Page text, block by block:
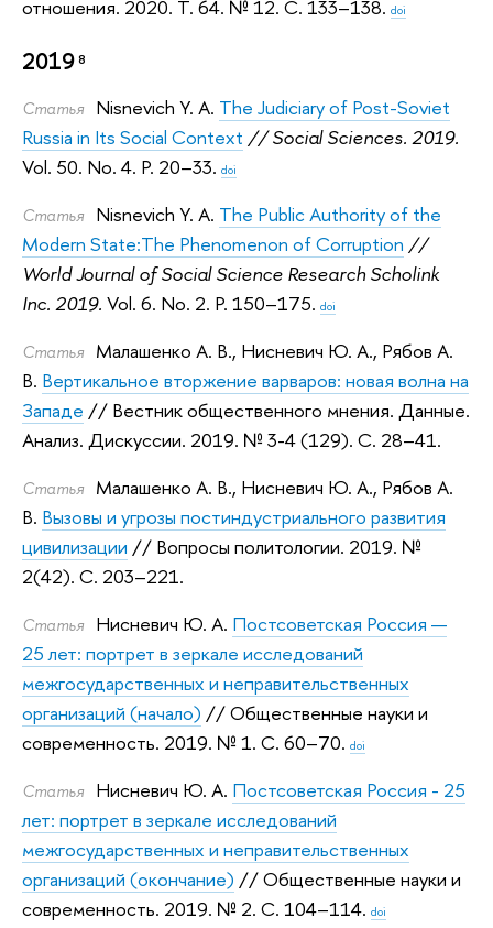
отношения. 2020. Т. 64. № 12. С. 133–138. doi
20198
Статья Nisnevich Y. A. The Judiciary of Post-Soviet
Russia in Its Social Context // Social Sciences. 2019.
Vol. 50. No. 4. P. 20–33. doi
Статья Nisnevich Y. A. The Public Authority of the
Modern State:The Phenomenon of Corruption //
World Journal of Social Science Research Scholink
Inc. 2019. Vol. 6. No. 2. P. 150–175. doi
Статья Малашенко А. В., Нисневич Ю. А., Рябов А.
В. Вертикальное вторжение варваров: новая волна на
Западе // Вестник общественного мнения. Данные.
Анализ. Дискуссии. 2019. № 3-4 (129). С. 28–41.
Статья Малашенко А. В., Нисневич Ю. А., Рябов А.
В. Вызовы и угрозы постиндустриального развития
цивилизации // Вопросы политологии. 2019. №
2(42). С. 203–221.
Статья Нисневич Ю. А. Постсоветская Россия —
25 лет: портрет в зеркале исследований
межгосударственных и неправительственных
организаций (начало) // Общественные науки и
современность. 2019. № 1. С. 60–70. doi
Статья Нисневич Ю. А. Постсоветская Россия - 25
лет: портрет в зеркале исследований
межгосударственных и неправительственных
организаций (окончание) // Общественные науки и
современность. 2019. № 2. С. 104–114. doi